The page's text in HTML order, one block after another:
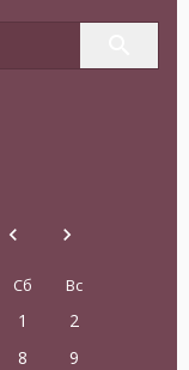
Сб Вс
1
2
8
9